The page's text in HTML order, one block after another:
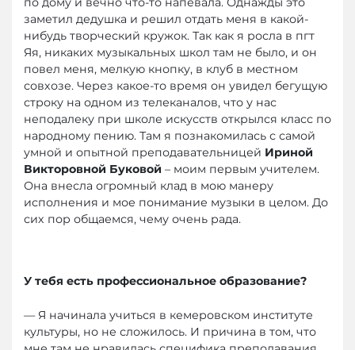
заметил дедушка и решил отдать меня в какой-
нибудь творческий кружок. Так как я росла в пгт
Яя, никаких музыкальных школ там не было, и он
повел меня, мелкую кнопку, в клуб в местном
совхозе. Через какое-то время он увидел бегущую
строку на одном из телеканалов, что у нас
неподалеку при школе искусств открылся класс по
народному пению. Там я познакомилась с самой
умной и опытной преподавательницей Ириной
Викторовной Буковой – моим первым учителем.
Она внесла огромный клад в мою манеру
исполнения и мое понимание музыки в целом. До
сих пор общаемся, чему очень рада.
У тебя есть профессиональное образование?
— Я начинала учиться в кемеровском институте
культуры, но не сложилось. И причина в том, что